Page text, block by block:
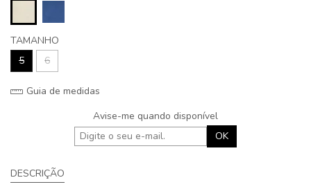
TAMANHO
5
6
Guia de medidas
Avise-me quando disponível
OK
DESCRIÇÃO